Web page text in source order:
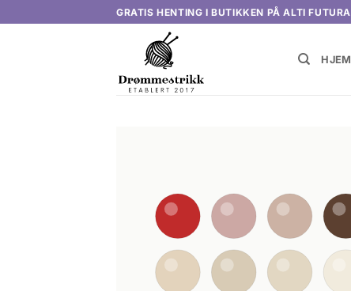
GRATIS HENTING I BUTIKKEN PÅ ALTI FUTURA
HJEM